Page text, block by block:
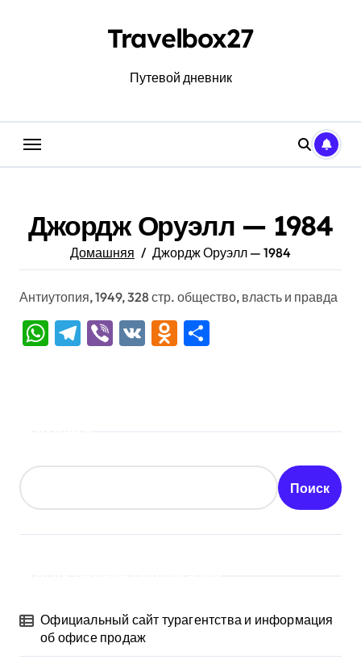
Travelbox27
Путевой дневник
Джордж Оруэлл — 1984
Домашняя Джордж Оруэлл — 1984
Антиутопия, 1949, 328 стр. общество, власть и правда
WhatsApp
Telegram
Viber
VK Odnoklassniki
Поиск
Официальный сайт турагентства и информация
об офисе продаж